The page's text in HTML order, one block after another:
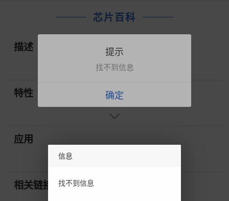
芯片百科
描述
特性
应用
相关链接
提示
找不到信息
确定
信息
找不到信息